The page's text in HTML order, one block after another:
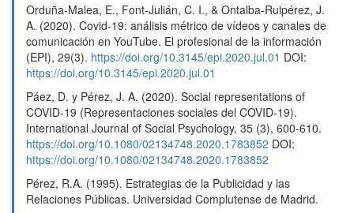
Orduña-Malea, E., Font-Julián, C. I., & Ontalba-Ruipérez, J.
A. (2020). Covid-19: análisis métrico de vídeos y canales de
comunicación en YouTube. El profesional de la información
(EPI), 29(3). https://doi.org/10.3145/epi.2020.jul.01 DOI:
https://doi.org/10.3145/epi.2020.jul.01
Páez, D. y Pérez, J. A. (2020). Social representations of
COVID-19 (Representaciones sociales del COVID-19).
International Journal of Social Psychology, 35 (3), 600-610.
https://doi.org/10.1080/02134748.2020.1783852 DOI:
https://doi.org/10.1080/02134748.2020.1783852
Pérez, R.A. (1995). Estrategias de la Publicidad y las
Relaciones Públicas. Universidad Complutense de Madrid.